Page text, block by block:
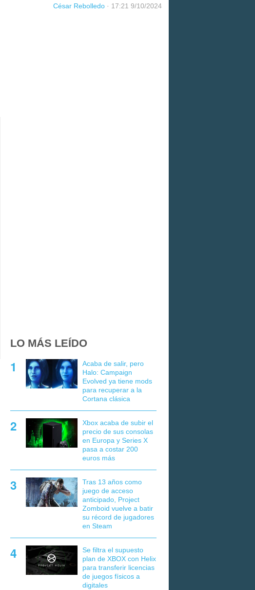
César Rebolledo · 17:21 9/10/2024
LO MÁS LEÍDO
Acaba de salir, pero
Halo: Campaign
Evolved ya tiene mods
para recuperar a la
Cortana clásica
Xbox acaba de subir el
precio de sus consolas
en Europa y Series X
pasa a costar 200
euros más
Tras 13 años como
juego de acceso
anticipado, Project
Zomboid vuelve a batir
su récord de jugadores
en Steam
Se filtra el supuesto
plan de XBOX con Helix
para transferir licencias
de juegos físicos a
digitales